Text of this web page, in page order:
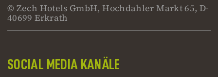
© Zech Hotels GmbH, Hochdahler Markt 65, D-
40699 Erkrath
SOCIAL MEDIA KANÄLE